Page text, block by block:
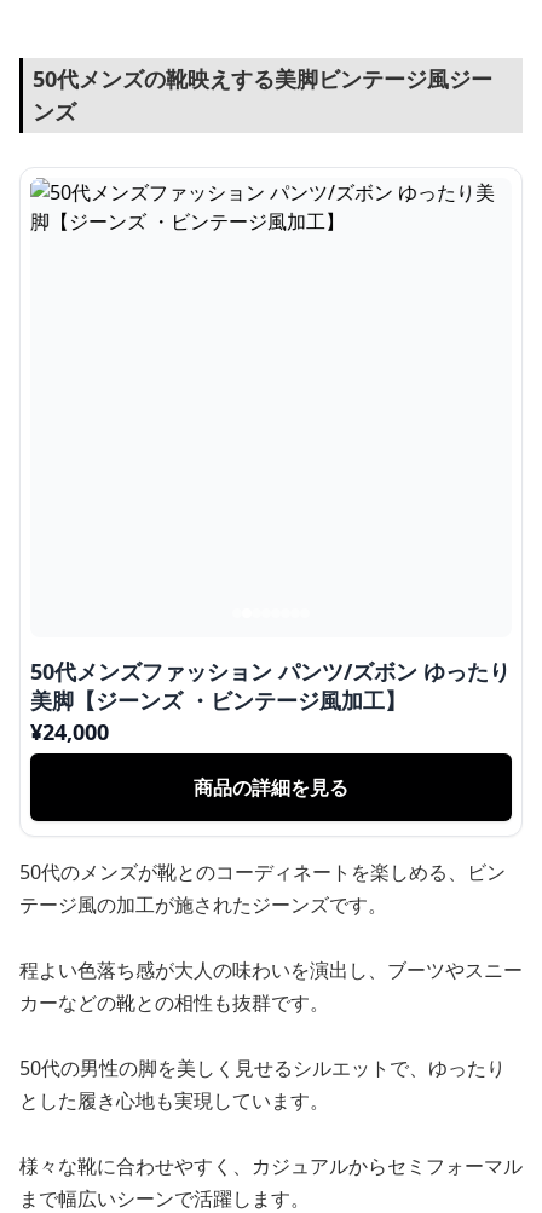
50代メンズの靴映えする美脚ビンテージ風ジー
ンズ
50代メンズファッション パンツ/ズボン ゆったり
美脚【ジーンズ ・ビンテージ風加工】
¥24,000
商品の詳細を見る
50代のメンズが靴とのコーディネートを楽しめる、ビン
テージ風の加工が施されたジーンズです。
程よい色落ち感が大人の味わいを演出し、ブーツやスニー
カーなどの靴との相性も抜群です。
50代の男性の脚を美しく見せるシルエットで、ゆったり
とした履き心地も実現しています。
様々な靴に合わせやすく、カジュアルからセミフォーマル
まで幅広いシーンで活躍します。